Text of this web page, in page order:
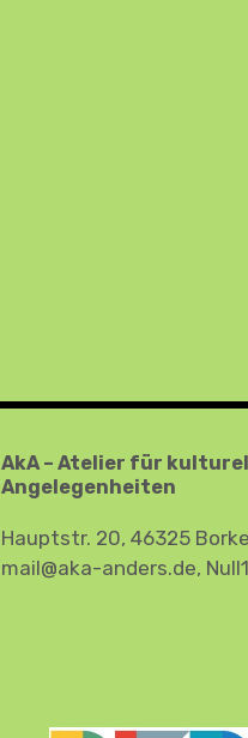
AkA – Atelier für
Angelegenheiten
Hauptstr. 20, 46325
mail@aka-anders.de,